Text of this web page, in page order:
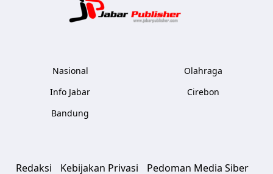
Nasional
Info Jabar
Bandung
Olahraga
Cirebon
Redaksi Kebijakan Privasi Pedoman Media Siber